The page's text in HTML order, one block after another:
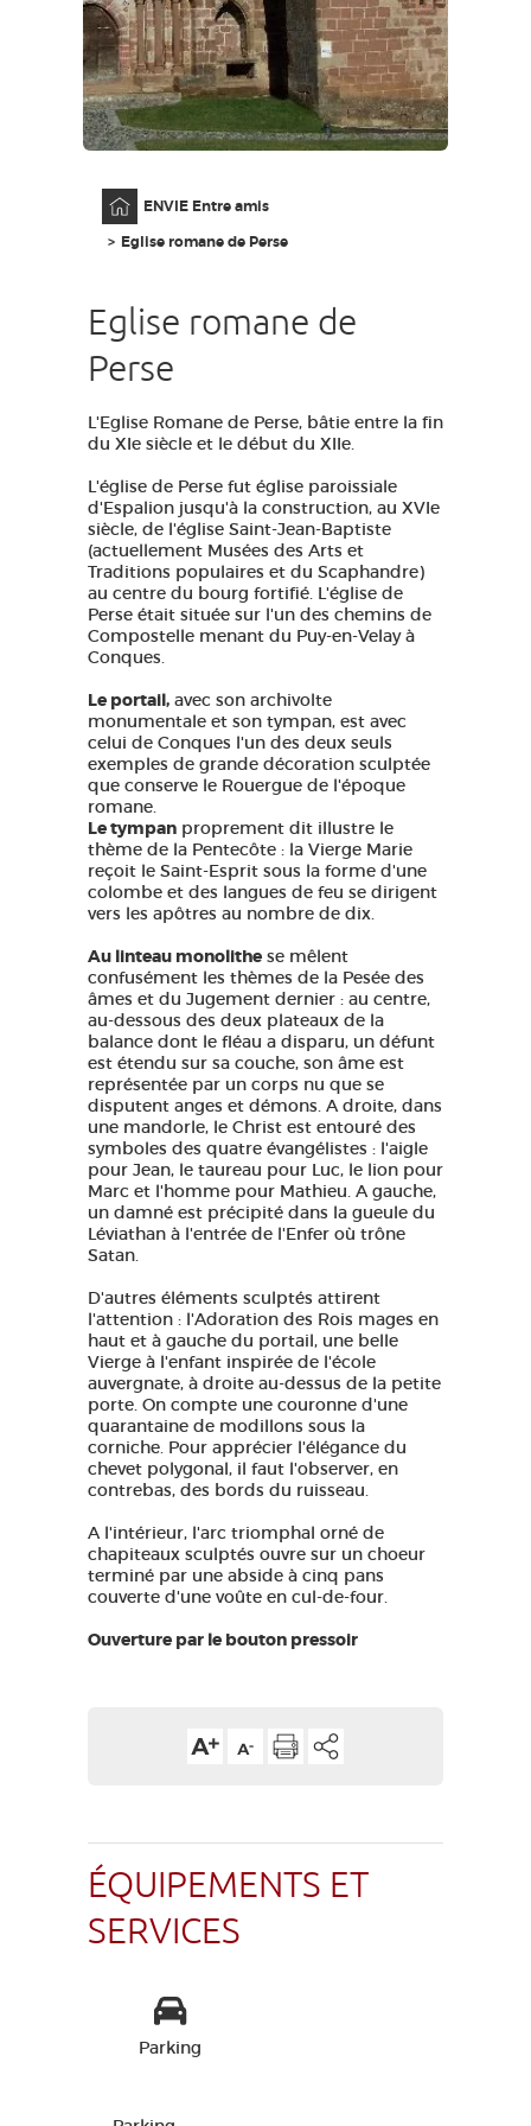
MA SÉLECTION
FR
ENVIE Entre amis
Eglise romane de Perse
Eglise romane de
Perse
L'Eglise Romane de Perse, bâtie entre la fin
du XIe siècle et le début du XIIe.
L'église de Perse fut église paroissiale
d'Espalion jusqu'à la construction, au XVIe
siècle, de l'église Saint-Jean-Baptiste
(actuellement Musées des Arts et
Traditions populaires et du Scaphandre)
au centre du bourg fortifié. L'église de
Perse était située sur l'un des chemins de
Compostelle menant du Puy-en-Velay à
Conques.
Le portail, avec son archivolte
monumentale et son tympan, est avec
celui de Conques l'un des deux seuls
exemples de grande décoration sculptée
que conserve le Rouergue de l'époque
romane.
Le tympan proprement dit illustre le
thème de la Pentecôte : la Vierge Marie
reçoit le Saint-Esprit sous la forme d'une
colombe et des langues de feu se dirigent
vers les apôtres au nombre de dix.
Au linteau monolithe se mêlent
confusément les thèmes de la Pesée des
âmes et du Jugement dernier : au centre,
au-dessous des deux plateaux de la
balance dont le fléau a disparu, un défunt
est étendu sur sa couche, son âme est
représentée par un corps nu que se
disputent anges et démons. A droite, dans
une mandorle, le Christ est entouré des
symboles des quatre évangélistes : l'aigle
pour Jean, le taureau pour Luc, le lion pour
Marc et l'homme pour Mathieu. A gauche,
un damné est précipité dans la gueule du
Léviathan à l'entrée de l'Enfer où trône
Satan.
D'autres éléments sculptés attirent
l'attention : l'Adoration des Rois mages en
haut et à gauche du portail, une belle
Vierge à l'enfant inspirée de l'école
auvergnate, à droite au-dessus de la petite
porte. On compte une couronne d'une
quarantaine de modillons sous la
corniche. Pour apprécier l'élégance du
chevet polygonal, il faut l'observer, en
contrebas, des bords du ruisseau.
A l'intérieur, l'arc triomphal orné de
chapiteaux sculptés ouvre sur un choeur
terminé par une abside à cinq pans
couverte d'une voûte en cul-de-four.
Ouverture par le bouton pressoir
ÉQUIPEMENTS ET
SERVICES
Parking